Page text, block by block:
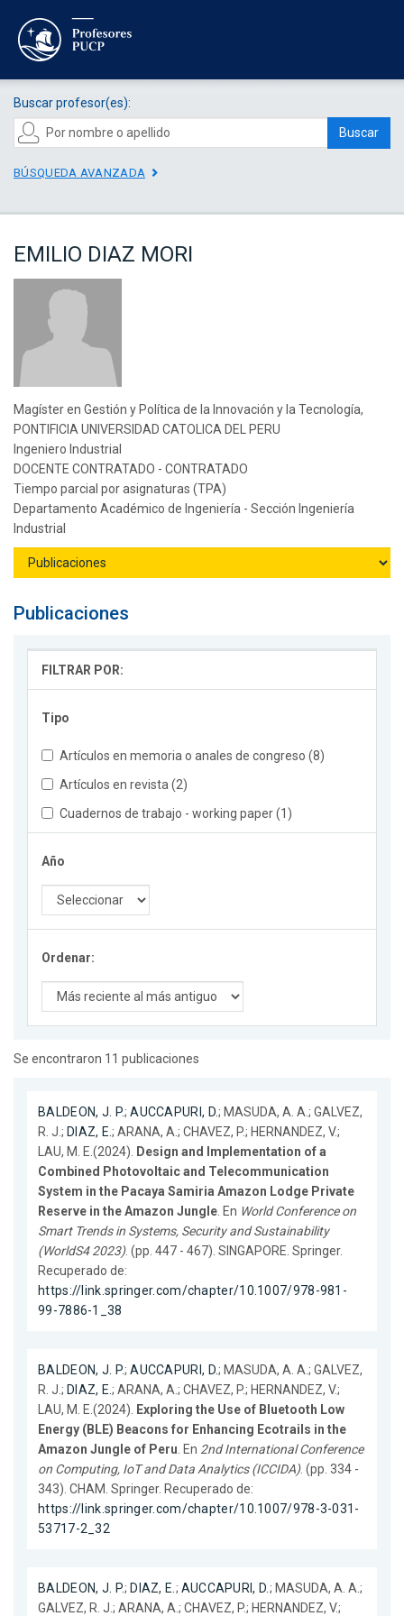
Buscar profesor(es):
Buscar
BÚSQUEDA AVANZADA
EMILIO DIAZ MORI
Magíster en Gestión y Política de la Innovación y la Tecnología,
PONTIFICIA UNIVERSIDAD CATOLICA DEL PERU
Ingeniero Industrial
DOCENTE CONTRATADO - CONTRATADO
Tiempo parcial por asignaturas (TPA)
Departamento Académico de Ingeniería - Sección Ingeniería
Industrial
Publicaciones
FILTRAR POR:
Tipo
Artículos en memoria o anales de congreso (8)
Artículos en revista (2)
Cuadernos de trabajo - working paper (1)
Año
Ordenar:
Se encontraron 11 publicaciones
BALDEON, J. P.;AUCCAPURI, D.; MASUDA, A. A.; GALVEZ,
R. J.; DIAZ, E.; ARANA, A.; CHAVEZ, P.; HERNANDEZ, V.;
LAU, M. E.(2024). Design and Implementation of a
Combined Photovoltaic and Telecommunication
System in the Pacaya Samiria Amazon Lodge Private
Reserve in the Amazon Jungle. En World Conference on
Smart Trends in Systems, Security and Sustainability
(WorldS4 2023). (pp. 447 - 467). SINGAPORE. Springer.
Recuperado de:
https://link.springer.com/chapter/10.1007/978-981-
99-7886-1_38
BALDEON, J. P.;AUCCAPURI, D.; MASUDA, A. A.; GALVEZ,
R. J.; DIAZ, E.; ARANA, A.; CHAVEZ, P.; HERNANDEZ, V.;
LAU, M. E.(2024). Exploring the Use of Bluetooth Low
Energy (BLE) Beacons for Enhancing Ecotrails in the
Amazon Jungle of Peru. En 2nd International Conference
on Computing, IoT and Data Analytics (ICCIDA). (pp. 334 -
343). CHAM. Springer. Recuperado de:
https://link.springer.com/chapter/10.1007/978-3-031-
53717-2_32
BALDEON, J. P.; DIAZ, E.; AUCCAPURI, D.; MASUDA, A. A.;
GALVEZ, R. J.; ARANA, A.; CHAVEZ, P.; HERNANDEZ, V.;